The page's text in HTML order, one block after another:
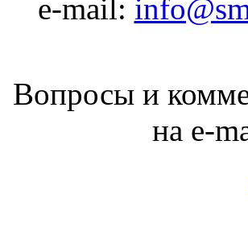
e-mail:
Вопросы и
на e-